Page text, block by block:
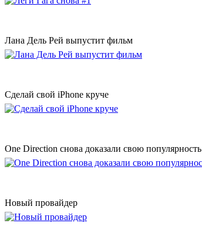
Лана Дель Рей выпустит фильм
Сделай свой iPhone круче
One Direction снова доказали свою популярность
Новый провайдер